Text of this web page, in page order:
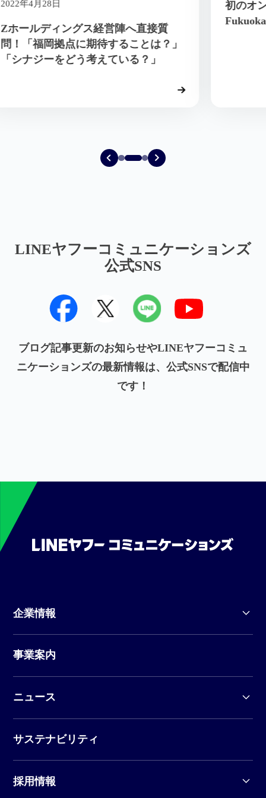
2022年4月26日
「鈴木さん、なんで米国ミネルバの認
定講師になったんですか？」 CEOへ
注力している人財育成について聞いて
LINEヤフーコミュニケーションズ
公式SNS
ブログ記事更新のお知らせやLINEヤフーコミュ
ニケーションズの最新情報は、公式SNSで配信中
です！
企業情報
事業案内
ニュース
サステナビリティ
採用情報